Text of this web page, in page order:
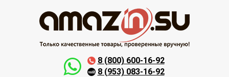
8 (800) 600-16-92
8 (953) 083-16-92